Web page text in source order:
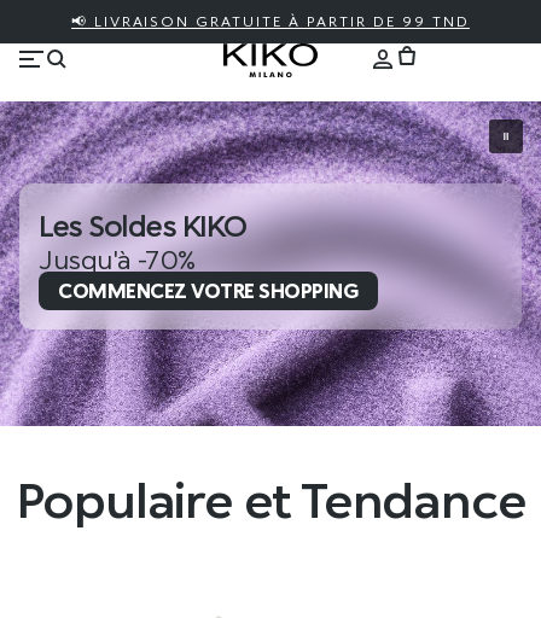
📢 LIVRAISON GRATUITE À PARTIR DE 99 TND
Les Soldes KIKO
Jusqu'à -70%
COMMENCEZ VOTRE SHOPPING
Populaire et Tendance